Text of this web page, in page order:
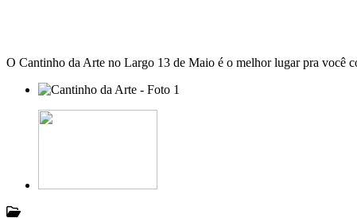
O Cantinho da Arte no Largo 13 de Maio é o melhor lugar pra você